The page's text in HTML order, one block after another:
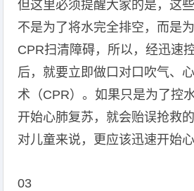
但这里必须提醒大家的是，这
不是为了将水完全排空，而是
CPR扫清障碍，所以，经迅速
后，就要立即做口对口吹气、
术（CPR）。如果只是为了控
开始心肺复苏，就会贻误抢救
对儿童来说，更应该迅速开始心
03